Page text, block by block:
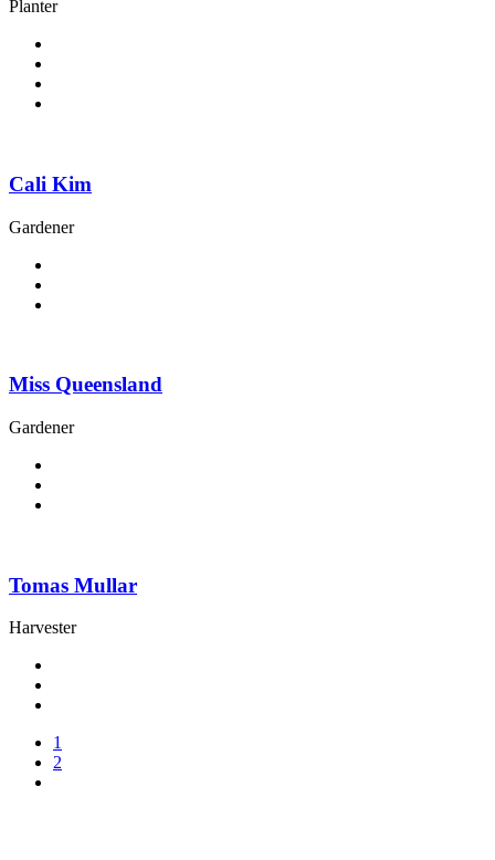
Planter
Cali Kim
Gardener
Miss Queensland
Gardener
Tomas Mullar
Harvester
1
2